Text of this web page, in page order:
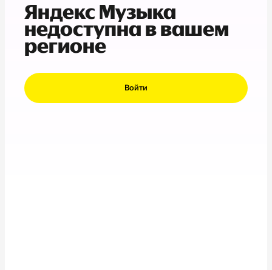
Яндекс Музыка
недоступна в вашем
регионе
Войти